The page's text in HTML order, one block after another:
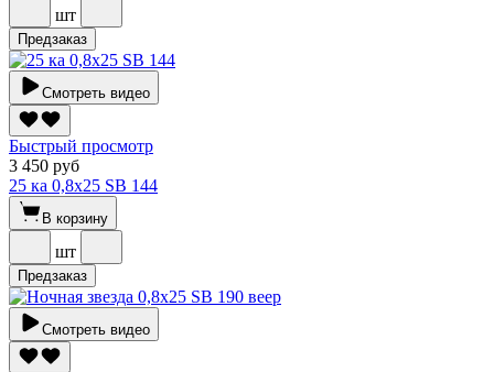
шт
Предзаказ
Смотреть видео
Быстрый просмотр
3 450 руб
25 ка 0,8х25 SВ 144
В корзину
шт
Предзаказ
Смотреть видео